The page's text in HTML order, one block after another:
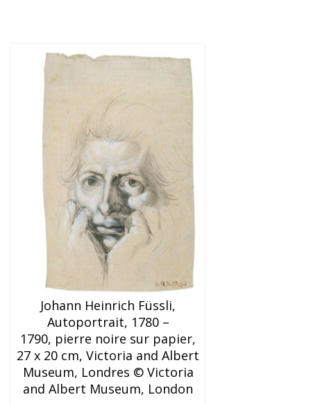
Johann Heinrich Füssli,
Autoportrait, 1780 –
1790, pierre noire sur papier,
27 x 20 cm, Victoria and Albert
Museum, Londres © Victoria
and Albert Museum, London